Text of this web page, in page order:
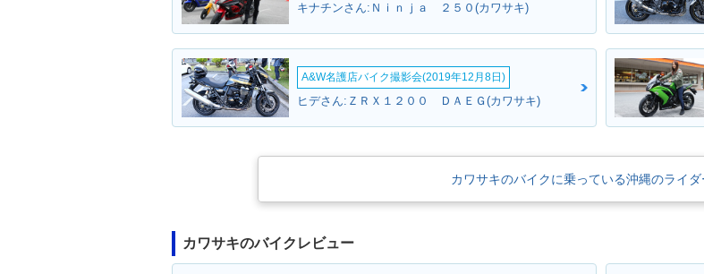
キナチンさん:Ｎｉｎｊａ ２５０(カワサキ)
A&W名護店バイク撮影会(2019年12月8日)
ヒデさん:ＺＲＸ１２００ ＤＡＥＧ(カワサキ)
カワサキのバイクに乗っている沖縄のライダ
カワサキのバイクレビュー